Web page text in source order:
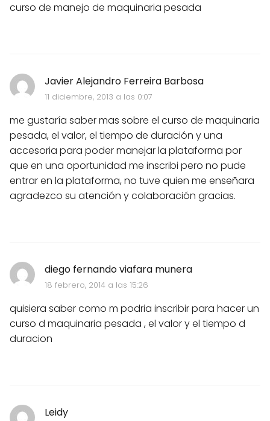
curso de manejo de maquinaria pesada
Javier Alejandro Ferreira Barbosa
11 diciembre, 2013 a las 0:07
me gustaría saber mas sobre el curso de maquinaria
pesada, el valor, el tiempo de duración y una
accesoria para poder manejar la plataforma por
que en una oportunidad me inscribi pero no pude
entrar en la plataforma, no tuve quien me enseñara
agradezco su atención y colaboración gracias.
diego fernando viafara munera
18 febrero, 2014 a las 15:26
quisiera saber como m podria inscribir para hacer un
curso d maquinaria pesada , el valor y el tiempo d
duracion
Leidy